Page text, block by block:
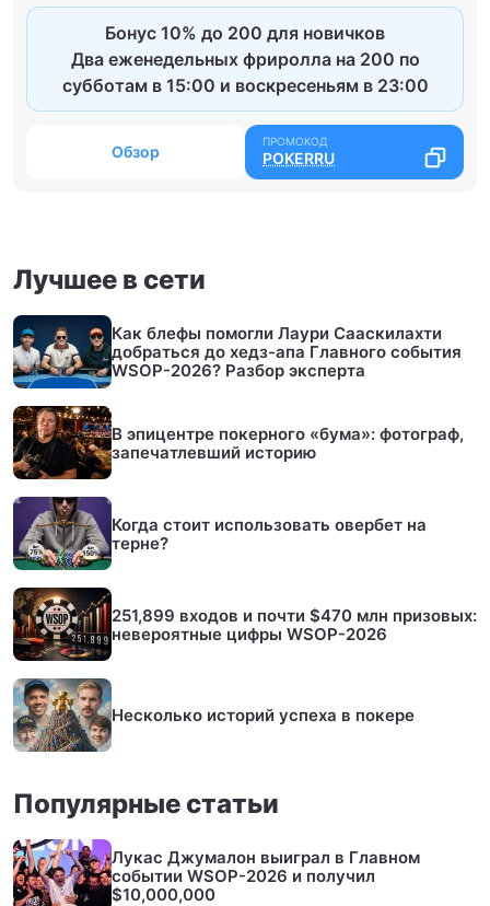
Бонус 10% до 200 для новичков
Два еженедельных фриролла на 200 по
субботам в 15:00 и воскресеньям в 23:00
Обзор POKERRU
Лучшее в сети
Как блефы помогли Лаури Сааскилахти
добраться до хедз-апа Главного события
WSOP-2026? Разбор эксперта
В эпицентре покерного «бума»: фотограф,
запечатлевший историю
Когда стоит использовать овербет на
терне?
251,899 входов и почти $470 млн призовых:
невероятные цифры WSOP-2026
Несколько историй успеха в покере
Популярные статьи
Лукас Джумалон выиграл в Главном
событии WSOP-2026 и получил
$10,000,000